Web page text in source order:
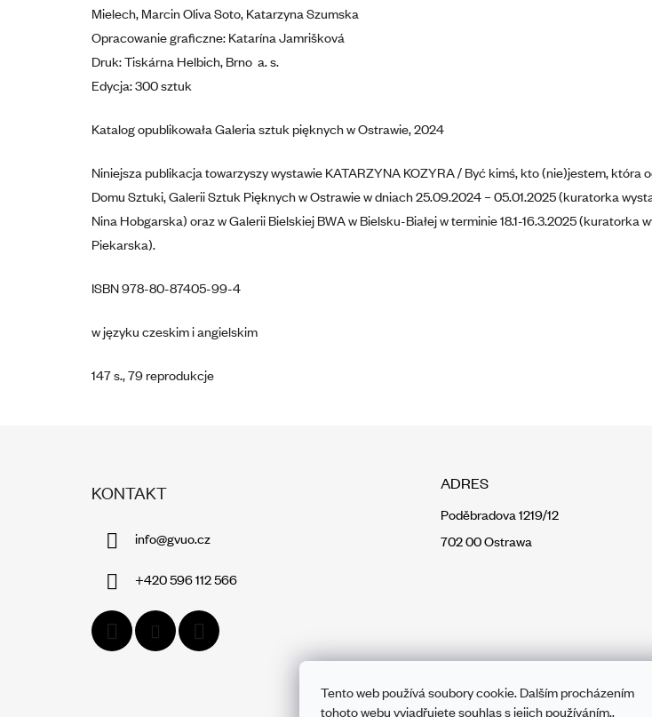
Tento web používá soubory cookie. Dalším procházením
tohoto webu vyjadřujete souhlas s jejich používáním..
Mielech, Marcin Oliva Soto, Katarzyna Szumska
Opracowanie graficzne: Katarína Jamrišková
Druk: Tiskárna Helbich, Brno a. s.
Edycja: 300 sztuk
Katalog opublikowała Galeria sztuk pięknych w Ostrawie, 2024
Niniejsza publikacja towarzyszy wystawie KATARZYNA KOZYRA / Być kimś, kto (nie)jestem, która
Domu Sztuki, Galerii Sztuk Pięknych w Ostrawie w dniach 25.09.2024 – 05.01.2025 (kuratorka
Nina Hobgarska) oraz w Galerii Bielskiej BWA w Bielsku-Białej w terminie 18.1-16.3.2025 (kuratorka
Piekarska).
ISBN 978-80-87405-99-4
w języku czeskim i angielskim
147 s., 79 reprodukcje
KONTAKT
info@gvuo.cz
+420 596 112 566
ADRES
Poděbradova 1219/12
702 00 Ostrawa